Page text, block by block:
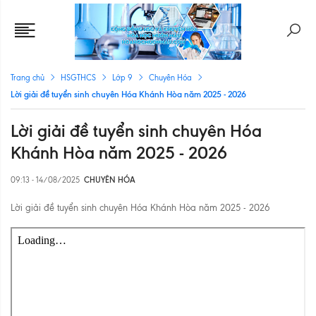
Trang chủ HSGTHCS Lớp 9 Chuyên Hóa
Lời giải đề tuyển sinh chuyên Hóa Khánh Hòa năm 2025 - 2026
Lời giải đề tuyển sinh chuyên Hóa
Khánh Hòa năm 2025 - 2026
09:13 - 14/08/2025 CHUYÊN HÓA
Lời giải đề tuyển sinh chuyên Hóa Khánh Hòa năm 2025 - 2026